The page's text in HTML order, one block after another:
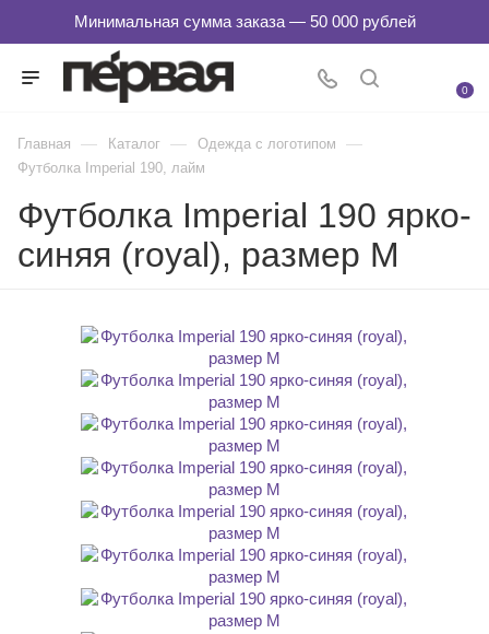
0
Главная — Каталог — Одежда с логотипом —
Футболка Imperial 190, лайм
Футболка Imperial 190 ярко-
синяя (royal), размер M